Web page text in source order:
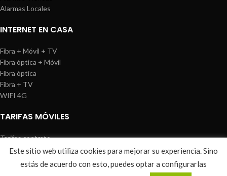
Alarmas Locales
INTERNET EN CASA
Fibra + Móvil + TV
Fibra óptica + Móvil
Fibra óptica
Fibra + TV
WIFI 4G
TARIFAS MÓVILES
Tarifas contrato
Tarifas prepago
WIREDOSAFE Aviso Legal Política de Cookies |Sitemap
Este sitio web utiliza cookies para mejorar su experiencia. Sino
estás de acuerdo con esto, puedes optar a configurarlas